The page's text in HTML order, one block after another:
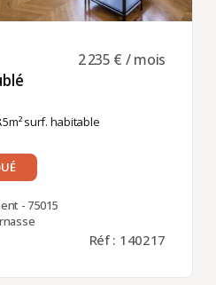
surf. habitable
2 235 € / mois
- 75015
Réf : 140217